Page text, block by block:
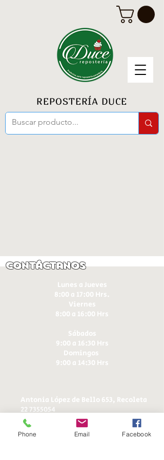
REPOSTERÍA DUCE
Contáctanos
Lunes a Jueves
8:00 a 17:00 Hrs.
Viernes
8:00 a 16:00 Hrs​
Sábados
9:00 a 16:30 Hrs
Domingos
9:00 a 14:30 Hrs
Antonia López de Bello 653, Recoleta
22 7355054
22 7375725
+56 9 75224598
ducereposteria@gmail.com
Phone Email Facebook